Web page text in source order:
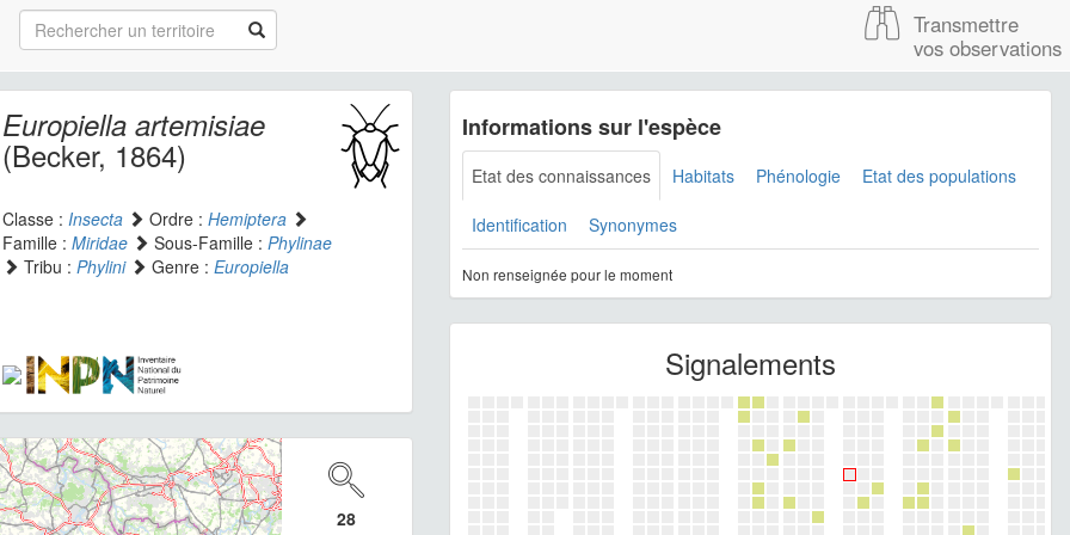
Transmettre
vos observations
Europiella artemisiae
(Becker, 1864)
Classe : Insecta Ordre : Hemiptera
Famille : Miridae Sous-Famille : Phylinae
Tribu : Phylini Genre : Europiella
28
Informations sur l'espèce
Etat des connaissances Habitats Phénologie Etat des populations
Identification Synonymes
Non renseignée pour le moment
Signalements